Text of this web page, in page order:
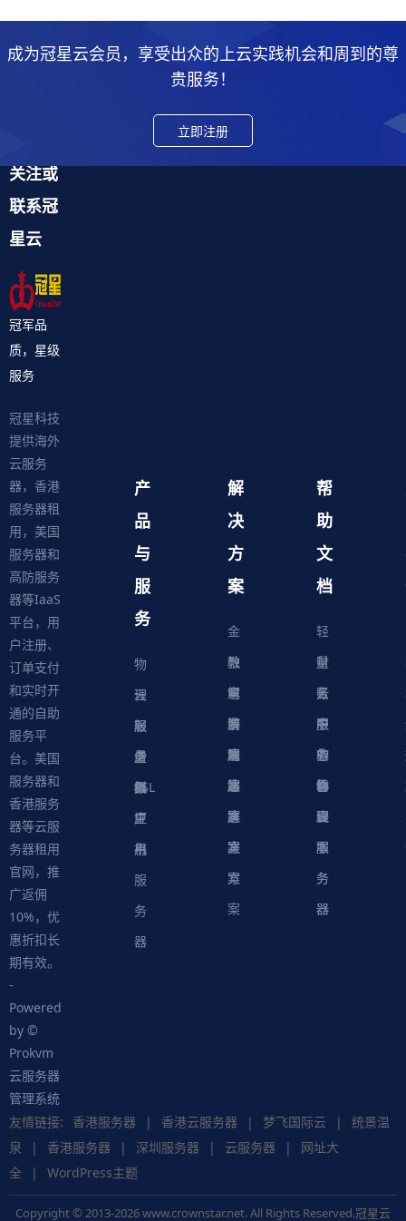
成为冠星云会员，享受出众的上云实践机会和周到的尊
贵服务！
立即注册
关注或
联系冠
星云
冠军品
质，星级
服务
冠星科技
提供海外
云服务
器，香港
服务器租
用，美国
服务器和
高防服务
器等IaaS
平台，用
户注册、
订单支付
和实时开
通的自助
服务平
台。美国
服务器和
香港服务
器等云服
务器租用
官网，推
广返佣
10%，优
惠折扣长
期有效。
-
Powered
by ©
Prokvm
云服务器
管理系统
产
品
与
服
务
物
理
服
务
器
云
服
务
器
轻
量
级
应
用
服
务
器
虚
拟
主
机
SSL
证
书
解
决
方
案
金
融
解
决
方
案
教
育
解
决
方
案
电
商
解
决
方
案
游
戏
解
决
方
案
网
站
解
决
方
案
帮
助
文
档
轻
量
云
服
务
器
财
务
中
心
账
户
中
心
服
务
协
议
软
件
脚
本
物
理
服
务
器
云
服
务
器
友情链接: 香港服务器 | 香港云服务器 | 梦飞国际云 |
统景温
泉
| 香港服务器 | 深圳服务器 | 云服务器 |
网址大
全
| WordPress主题
Copyright © 2013-2026 www.crownstar.net. All Rights Reserved.冠星云